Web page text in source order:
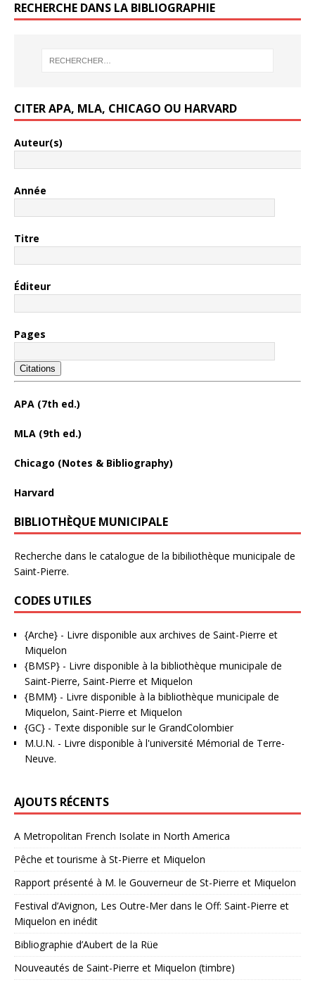
RECHERCHE DANS LA BIBLIOGRAPHIE
CITER APA, MLA, CHICAGO OU HARVARD
Auteur(s)
Année
Titre
Éditeur
Pages
Citations
APA (7th ed.)
MLA (9th ed.)
Chicago (Notes & Bibliography)
Harvard
BIBLIOTHÈQUE MUNICIPALE
Recherche dans le catalogue de la bibiliothèque municipale de
Saint-Pierre.
CODES UTILES
{Arche} - Livre disponible aux archives de Saint-Pierre et
Miquelon
{BMSP} - Livre disponible à la bibliothèque municipale de
Saint-Pierre, Saint-Pierre et Miquelon
{BMM} - Livre disponible à la bibliothèque municipale de
Miquelon, Saint-Pierre et Miquelon
{GC} - Texte disponible sur le GrandColombier
M.U.N. - Livre disponible à l'université Mémorial de Terre-
Neuve.
AJOUTS RÉCENTS
A Metropolitan French Isolate in North America
Pêche et tourisme à St-Pierre et Miquelon
Rapport présenté à M. le Gouverneur de St-Pierre et Miquelon
Festival d’Avignon, Les Outre-Mer dans le Off: Saint-Pierre et
Miquelon en inédit
Bibliographie d’Aubert de la Rüe
Nouveautés de Saint-Pierre et Miquelon (timbre)